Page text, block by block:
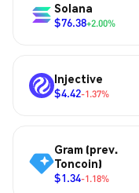
Solana
$76.38+2.00%
Injective
$4.42-1.37%
Gram (prev.
Toncoin)
$1.34-1.18%